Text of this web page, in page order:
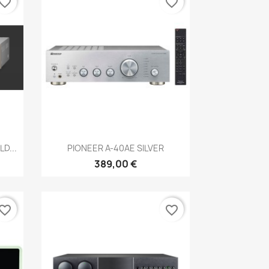
Anteprima
PIONEER A-40AE SILVER
389,00 €
favorite_border